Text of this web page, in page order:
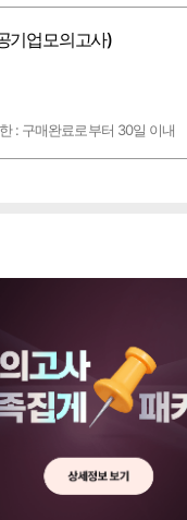
기업모의고사)
: 구매완료로부터 30일 이내